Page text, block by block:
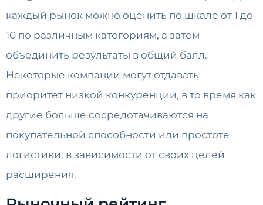
каждый рынок можно оценить по шкале от 1 до
10 по различным категориям, а затем
объединить результаты в общий балл.
Некоторые компании могут отдавать
приоритет низкой конкуренции, в то время как
другие больше сосредотачиваются на
покупательной способности или простоте
логистики, в зависимости от своих целей
расширения.